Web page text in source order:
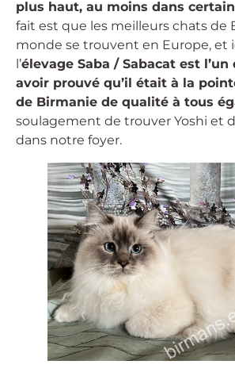
plus haut, au moins dans
fait est que les meilleurs chats de
monde se trouvent en Europe, et
l’élevage Saba / Sabacat est l’un
avoir prouvé qu’il était à la
de Birmanie de qualité à tous
soulagement de trouver Yoshi et
dans notre foyer.